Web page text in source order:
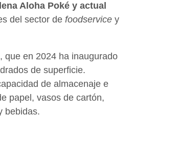
Aloha Poké y actual
del sector de foodservice y
que en 2024 ha inaugurado
de superficie.
de almacenaje e
papel, vasos de cartón,
bebidas.